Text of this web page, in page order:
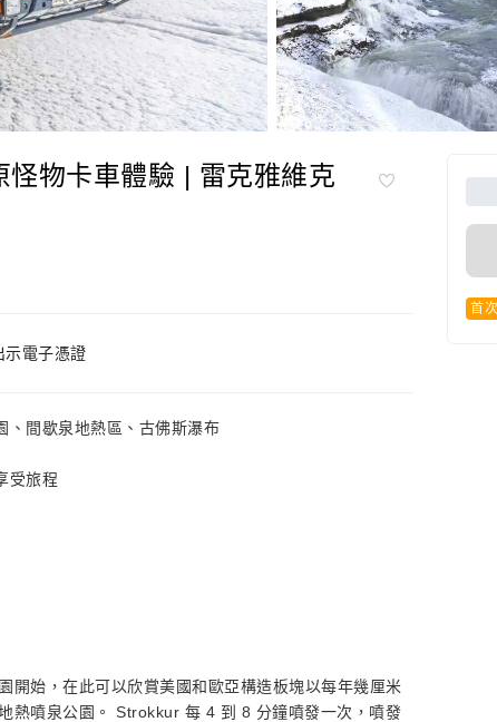
怪物卡車體驗 | 雷克雅維克
示電子憑證
、間歇泉地熱區、古佛斯瀑布
受旅程
首
開始，在此可以欣賞美國和歐亞構造板塊以每年幾厘米
熱噴泉公園。 Strokkur 每 4 到 8 分鐘噴發一次，噴發